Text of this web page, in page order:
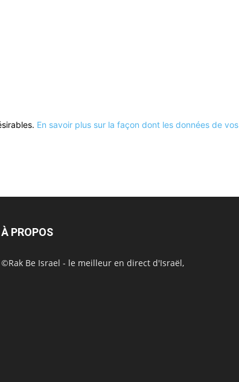
En savoir plus sur la façon dont les données de vos
À PROPOS
©Rak Be Israel - le meilleur en direct d'Israël,